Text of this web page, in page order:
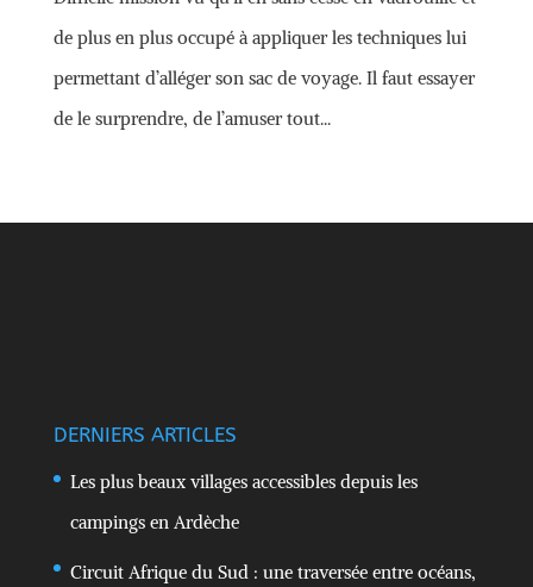
de plus en plus occupé à appliquer les techniques lui
permettant d’alléger son sac de voyage. Il faut essayer
de le surprendre, de l’amuser tout...
DERNIERS ARTICLES
Les plus beaux villages accessibles depuis les
campings en Ardèche
Circuit Afrique du Sud : une traversée entre océans,